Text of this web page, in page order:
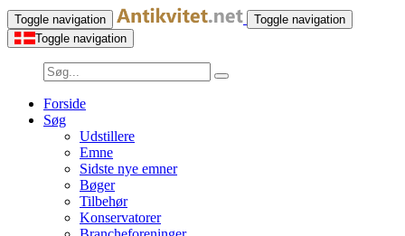
Toggle navigation
Toggle navigation
Toggle navigation
Forside
Søg
Udstillere
Emne
Sidste nye emner
Bøger
Tilbehør
Konservatorer